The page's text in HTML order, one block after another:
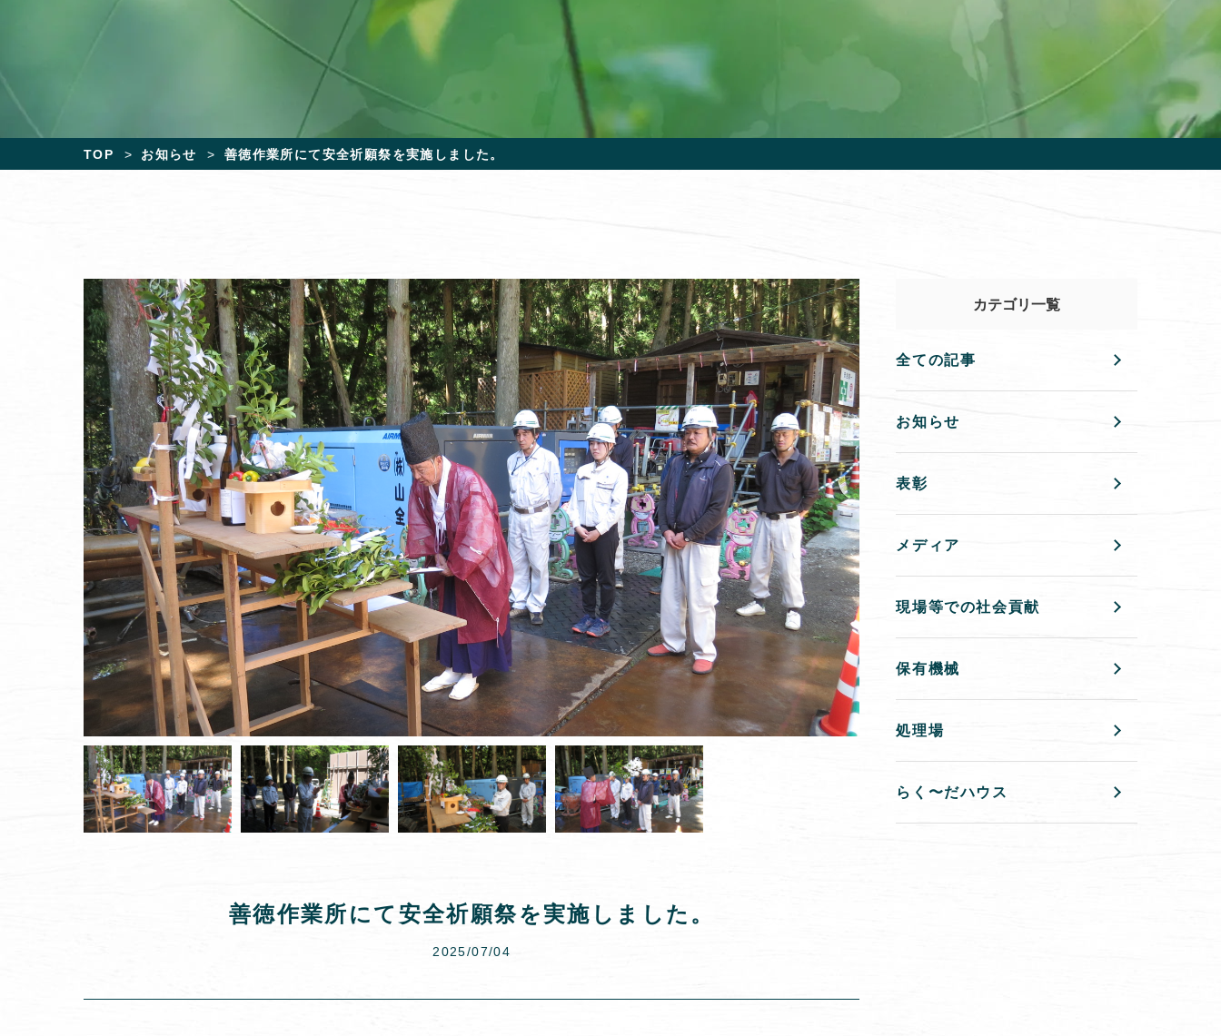
TOP お知らせ 善徳作業所にて安全祈願祭を実施しました。
善徳作業所にて安全祈願祭を実施しました。
2025/07/04
カテゴリ一覧
全ての記事
お知らせ
表彰
メディア
現場等での社会貢献
保有機械
処理場
らく〜だハウス